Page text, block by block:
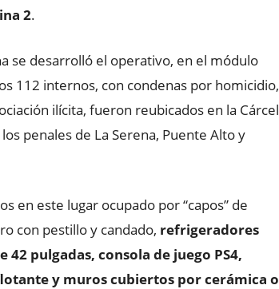
2.
se desarrolló el operativo, en el módulo
112 internos, con condenas por homicidio,
ilícita, fueron reubicados en la Cárcel
penales de La Serena, Puente Alto y
en este lugar ocupado por “capos” de
con pestillo y candado, refrigeradores
pulgadas, consola de juego PS4,
y muros cubiertos por cerámica o